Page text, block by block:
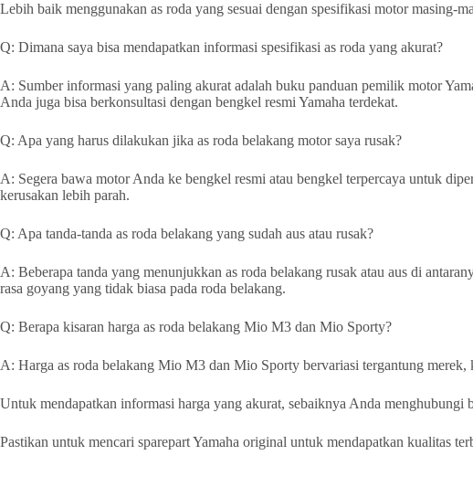
Lebih baik menggunakan as roda yang sesuai dengan spesifikasi motor masing-
Q: Dimana saya bisa mendapatkan informasi spesifikasi as roda yang akurat?
A: Sumber informasi yang paling akurat adalah buku panduan pemilik motor
Anda juga bisa berkonsultasi dengan bengkel resmi Yamaha terdekat.
Q: Apa yang harus dilakukan jika as roda belakang motor saya rusak?
A: Segera bawa motor Anda ke bengkel resmi atau bengkel terpercaya untuk
kerusakan lebih parah.
Q: Apa tanda-tanda as roda belakang yang sudah aus atau rusak?
A: Beberapa tanda yang menunjukkan as roda belakang rusak atau aus di
rasa goyang yang tidak biasa pada roda belakang.
Q: Berapa kisaran harga as roda belakang Mio M3 dan Mio Sporty?
A: Harga as roda belakang Mio M3 dan Mio Sporty bervariasi tergantung merek,
Untuk mendapatkan informasi harga yang akurat, sebaiknya Anda menghubungi
Pastikan untuk mencari sparepart Yamaha original untuk mendapatkan kualitas